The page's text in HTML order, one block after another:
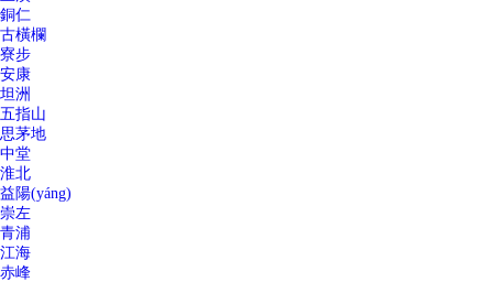
銅仁
古橫欄
寮步
安康
坦洲
五指山
思茅地
中堂
淮北
益陽(yáng)
崇左
青浦
江海
赤峰